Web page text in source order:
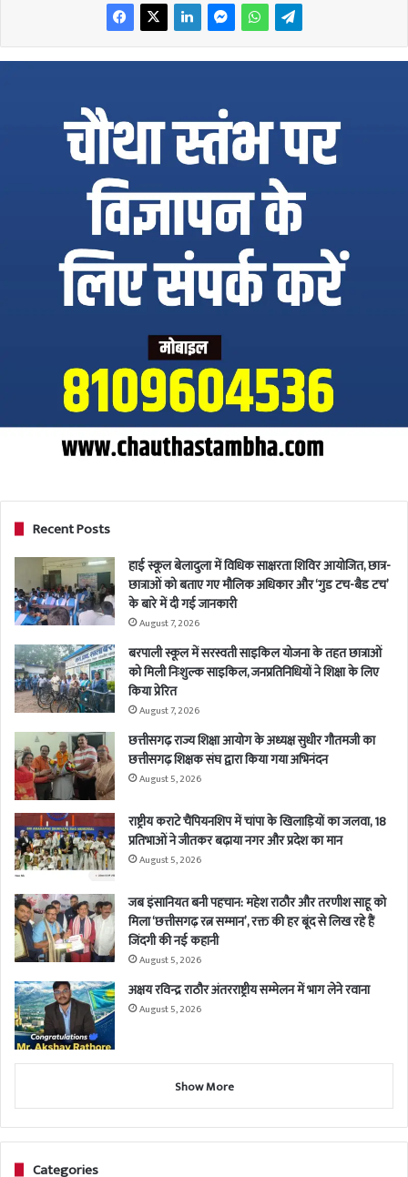
Recent Posts
हाई स्कूल बेलादुला में विधिक साक्षरता शिविर आयोजित, छात्र-
छात्राओं को बताए गए मौलिक अधिकार और ‘गुड टच-बैड टच’
के बारे में दी गई जानकारी
August 7, 2026
बरपाली स्कूल में सरस्वती साइकिल योजना के तहत छात्राओं
को मिली निःशुल्क साइकिल, जनप्रतिनिधियों ने शिक्षा के लिए
किया प्रेरित
August 7, 2026
छत्तीसगढ़ राज्य शिक्षा आयोग के अध्यक्ष सुधीर गौतमजी का
छत्तीसगढ़ शिक्षक संघ द्वारा किया गया अभिनंदन
August 5, 2026
राष्ट्रीय कराटे चैंपियनशिप में चांपा के खिलाड़ियों का जलवा, 18
प्रतिभाओं ने जीतकर बढ़ाया नगर और प्रदेश का मान
August 5, 2026
जब इंसानियत बनी पहचान: महेश राठौर और तरणीश साहू को
मिला ‘छत्तीसगढ़ रत्न सम्मान’, रक्त की हर बूंद से लिख रहे हैं
जिंदगी की नई कहानी
August 5, 2026
अक्षय रविन्द्र राठौर अंतरराष्ट्रीय सम्मेलन में भाग लेने रवाना
August 5, 2026
Show More
Categories